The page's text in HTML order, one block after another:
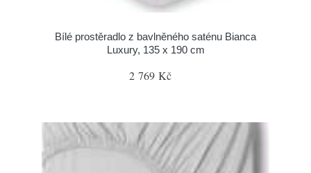
Bílé prostěradlo z bavlněného saténu Bianca
Luxury, 135 x 190 cm
2 769 Kč